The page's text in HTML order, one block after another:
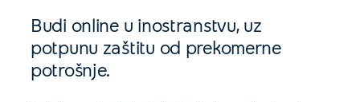
Budi online u inostranstvu, uz
potpunu zaštitu od prekomerne
potrošnje.